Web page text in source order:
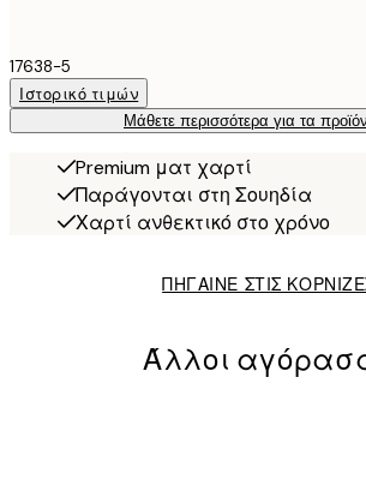
17638-5
Ιστορικό τιμών
Μάθετε περισσότερα για τα
Premium ματ χαρτί
Παράγονται στη Σουηδία
Χαρτί ανθεκτικό στο χρόνο
ΠΗΓΑΙΝΕ ΣΤΙΣ
Άλλοι